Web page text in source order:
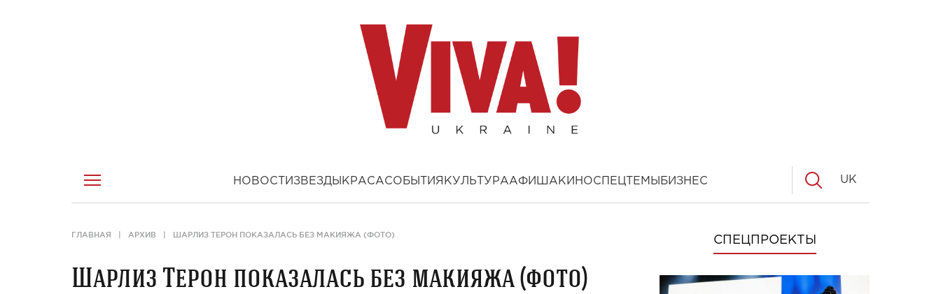
НОВОСТИ ЗВЕЗДЫ КРАСАСОБЫТИЯ КУЛЬТУРААФИША КИНОСПЕЦТЕМЫ БИЗНЕС UK
ГЛАВНАЯ АРХИВ ШАРЛИЗ ТЕРОН ПОКАЗАЛАСЬ БЕЗ МАКИЯЖА (ФОТО)
Шарлиз Терон показалась без макияжа (фото)
СПЕЦПРОЕКТЫ